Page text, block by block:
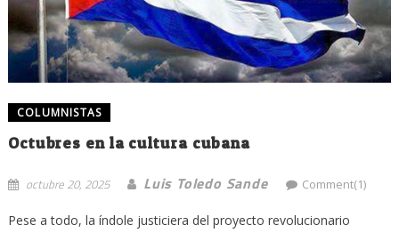
COLUMNISTAS
Octubres en la cultura cubana
octubre 20, 2025 Luis Toledo Sande Comment(1)
Pese a todo, la índole justiciera del proyecto revolucionario